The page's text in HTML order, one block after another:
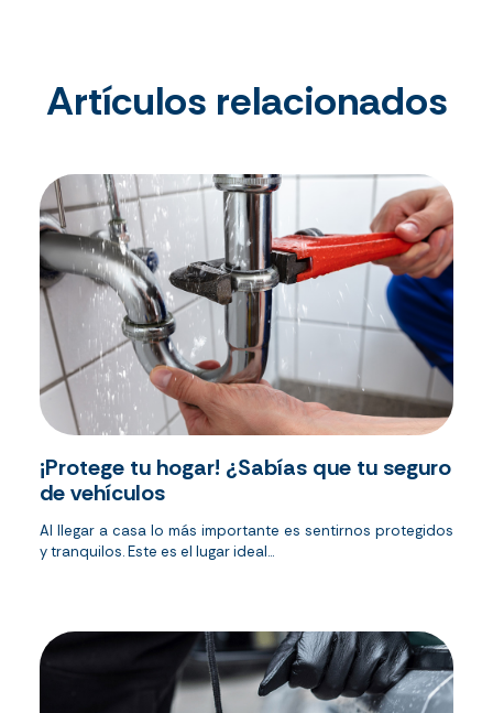
Artículos relacionados
¡Protege tu hogar! ¿Sabías que tu seguro
de vehículos
Al llegar a casa lo más importante es sentirnos protegidos
y tranquilos. Este es el lugar ideal...